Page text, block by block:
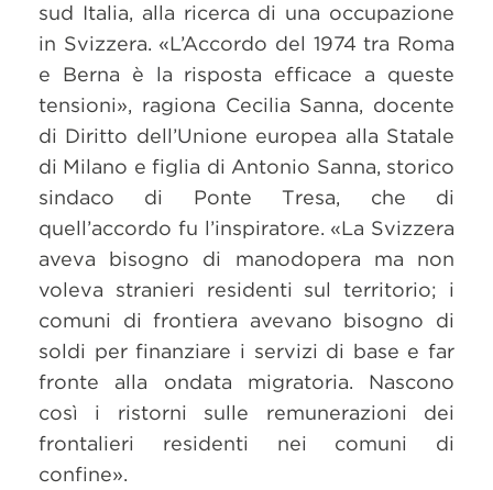
sud Italia, alla ricerca di una occupazione
in Svizzera. «L’Accordo del 1974 tra Roma
e Berna è la risposta efficace a queste
tensioni», ragiona Cecilia Sanna, docente
di Diritto dell’Unione europea alla Statale
di Milano e figlia di Antonio Sanna, storico
sindaco di Ponte Tresa, che di
quell’accordo fu l’inspiratore. «La Svizzera
aveva bisogno di manodopera ma non
voleva stranieri residenti sul territorio; i
comuni di frontiera avevano bisogno di
soldi per finanziare i servizi di base e far
fronte alla ondata migratoria. Nascono
così i ristorni sulle remunerazioni dei
frontalieri residenti nei comuni di
confine».